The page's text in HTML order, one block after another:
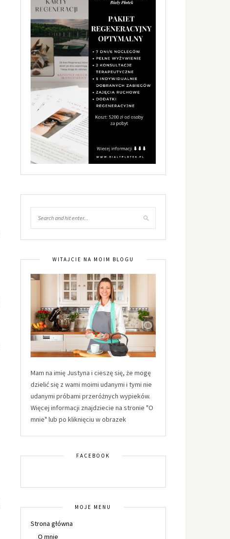
WITAJCIE NA MOIM BLOGU
Mam na imię Justyna i cieszę się, że mogę
dzielić się z wami moimi udanymi i tymi nie
udanymi próbami przeróżnych wypieków.
Więcej informacji znajdziecie na stronie "O
mnie" lub po kliknięciu w obrazek
FACEBOOK
MOJE MENU
Strona główna
O mnie